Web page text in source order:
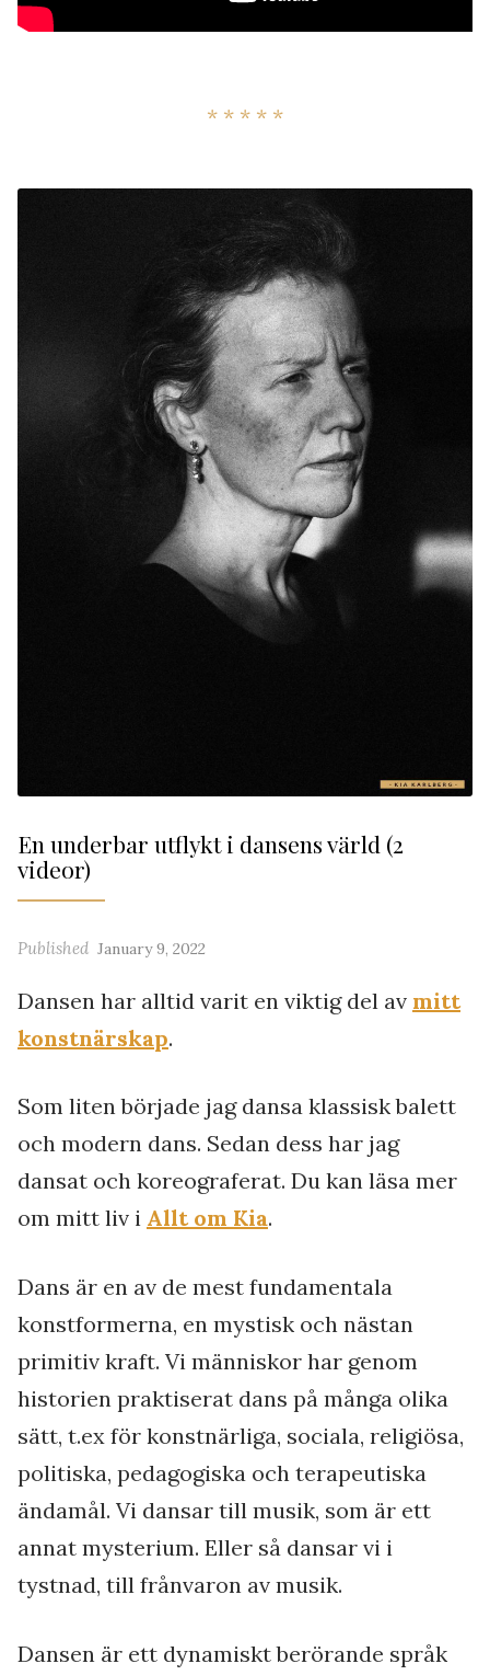
* * * * *
En underbar utflykt i dansens värld (2
videor)
Published January 9, 2022
Dansen har alltid varit en viktig del av mitt
konstnärskap.
Som liten började jag dansa klassisk balett
och modern dans. Sedan dess har jag
dansat och koreograferat. Du kan läsa mer
om mitt liv i Allt om Kia.
Dans är en av de mest fundamentala
konstformerna, en mystisk och nästan
primitiv kraft. Vi människor har genom
historien praktiserat dans på många olika
sätt, t.ex för konstnärliga, sociala, religiösa,
politiska, pedagogiska och terapeutiska
ändamål. Vi dansar till musik, som är ett
annat mysterium. Eller så dansar vi i
tystnad, till frånvaron av musik.
Dansen är ett dynamiskt berörande språk